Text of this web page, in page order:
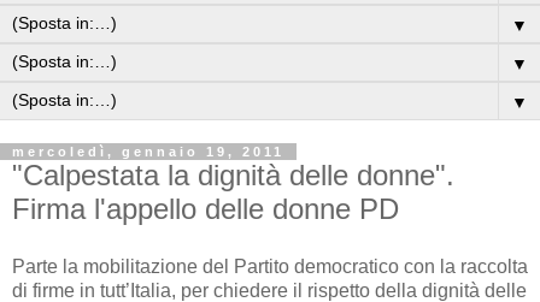
▼
▼
▼
mercoledì, gennaio 19, 2011
"Calpestata la dignità delle donne".
Firma l'appello delle donne PD
Parte la mobilitazione del Partito democratico con la raccolta
di firme in tutt’Italia, per chiedere il rispetto della dignità delle